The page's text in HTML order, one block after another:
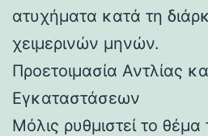
ατυχήματα κατά τη
χειμερινών μηνών.
Προετοιμασία Αντλίας
Εγκαταστάσεων
Μόλις ρυθμιστεί το